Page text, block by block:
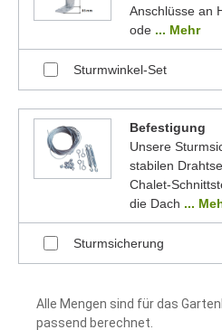
Anschlüsse an
ode ... Mehr
Sturmwinkel-Set
Befestigung
Unsere
stabilen
Chalet-
die Dach ...
Sturmsicherung
Alle Mengen sind für das
passend berechnet.